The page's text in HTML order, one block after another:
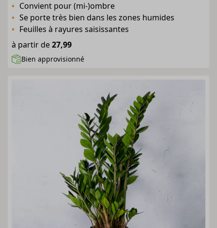
Convient pour (mi-)ombre
Se porte très bien dans les zones humides
Feuilles à rayures saisissantes
à partir de27,99
Bien approvisionné